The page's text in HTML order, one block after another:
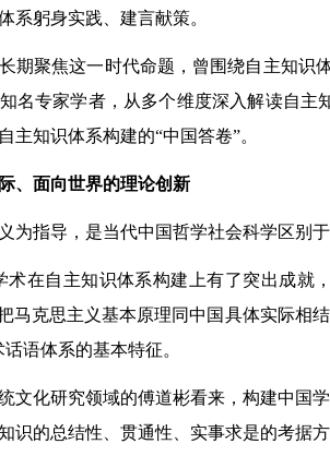
系躬身实践、建言献策。
期聚焦这一时代命题，曾围绕自主知识
名专家学者，从多个维度深入解读自主
主知识体系构建的“中国答卷”。
、面向世界的理论创新
为指导，是当代中国哲学社会科学区别
术在自主知识体系构建上有了突出成就
马克思主义基本原理同中国具体实际相
语体系的基本特征。
文化研究领域的傅道彬看来，构建中国
识的总结性、贯通性、实事求是的考据